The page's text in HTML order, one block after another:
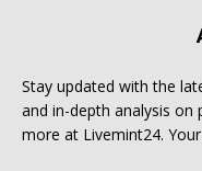
Stay updated with the
and in-depth analysis on
more at Livemint24.